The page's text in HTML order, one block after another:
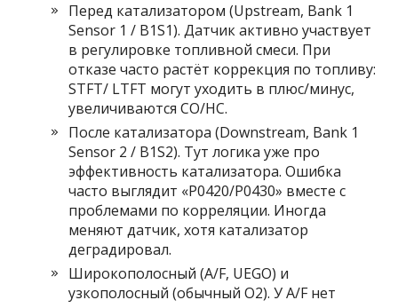
Перед катализатором (Upstream, Bank 1
Sensor 1 / B1S1). Датчик активно участвует
в регулировке топливной смеси. При
отказе часто растёт коррекция по топливу:
STFT/ LTFT могут уходить в плюс/минус,
увеличиваются CO/HC.
После катализатора (Downstream, Bank 1
Sensor 2 / B1S2). Тут логика уже про
эффективность катализатора. Ошибка
часто выглядит «P0420/P0430» вместе с
проблемами по корреляции. Иногда
меняют датчик, хотя катализатор
деградировал.
Широкополосный (A/F, UEGO) и
узкополосный (обычный O2). У A/F нет